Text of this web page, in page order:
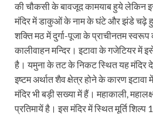
की चौकसी के बावजूद कामयाब हुये लेकिन
मंदिर में डाकुओं के नाम के घंटे और झंडे चढ़े
शक्ति मठ में दुर्गा-पूजा के प्राचीनतम स्वरूप
कालीवाहन मन्दिर। इटावा के गजेटियर में
है। यमुना के तट के निकट स्थित यह मंदिर
इष्टम अर्थात शैव क्षेत्र होने के कारण इटावा
मंदिर भी बड़ी सख्या में हैं। महाकाली,
प्रतिमायें है। इस मंदिर में स्थित मूर्ति शिल्प